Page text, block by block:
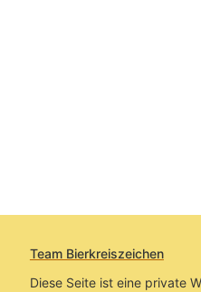
Team Bierkreiszeichen
Diese Seite ist eine private